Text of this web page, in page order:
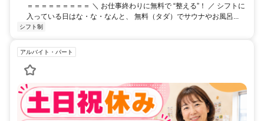
＝＝＝＝＝＝＝＝＝ ＼ お仕事終わりに無料で “整える”！ ／ シフトに
入っている日はな・な・なんと、 無料（タダ）でサウナやお風呂...
シフト制
アルバイト・パート